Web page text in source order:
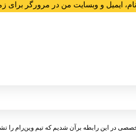
ایمیل و وبسایت من در مرورگر برای
در این رابطه برآن شدیم که تیم وین‌رام را